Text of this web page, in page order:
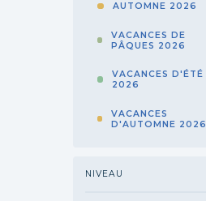
AUTOMNE 2026
VACANCES DE
PÂQUES 2026
VACANCES D'ÉTÉ
2026
VACANCES
D'AUTOMNE 2026
NIVEAU